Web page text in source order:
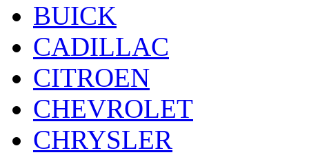
BUICK
CADILLAC
CITROEN
CHEVROLET
CHRYSLER